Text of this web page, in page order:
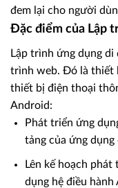
đem lại cho người
Đặc điểm của Lập
Lập trình ứng dụng
trình web. Đó là thiết
thiết bị điện thoại
Android:
Phát triển ứng
tảng của ứng dụng
Lên kế hoạch
dụng hệ điều hành